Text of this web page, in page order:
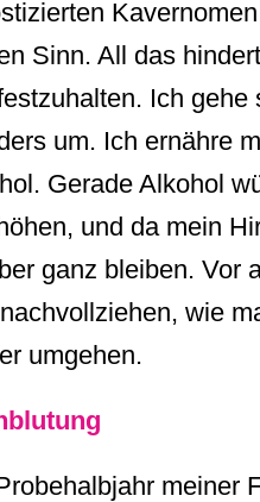
Sinn. All das
Ich
um. Ich ernähre
Gerade Alkohol
und da mein
ganz bleiben. Vor
wie
umgehen.
meiner